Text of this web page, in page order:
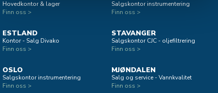
Hovedkontor & lager
Finn oss >
ESTLAND
Kontor - Salg Divako
Finn oss >
OSLO
Salgskontor instrumentering
Finn oss >
Salgskontor instrumentering
Finn oss >
STAVANGER
Salgskontor CJC - oljefiltrering
Finn oss >
MJØNDALEN
Salg og service - Vannkvalitet
Finn oss >